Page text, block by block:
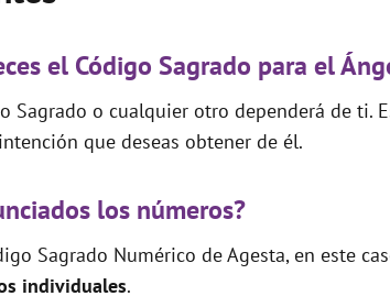
el Código Sagrado para el
Sagrado o cualquier otro dependerá de ti.
que deseas obtener de él.
los números?
Sagrado Numérico de Agesta, en este
individuales.